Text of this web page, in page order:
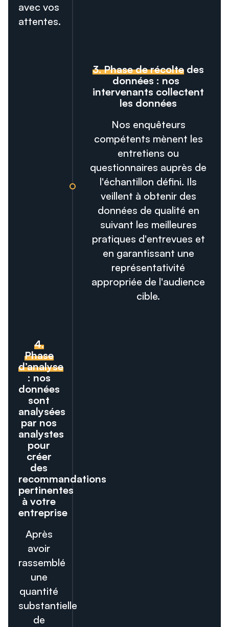
avec vos
attentes.
3. Phase de récolte des
données : nos
intervenants collectent
les données
Nos enquêteurs
compétents mènent les
entretiens ou
questionnaires auprès de
l'échantillon défini. Ils
veillent à obtenir des
données de qualité en
suivant les meilleures
pratiques d'entrevues et
en garantissant une
représentativité
appropriée de l'audience
cible.
4.
Phase
d’analyse
: nos
données
sont
analysées
par nos
analystes
pour
créer
des
recommandations
pertinentes
à votre
entreprise
Après
avoir
rassemblé
une
quantité
substantielle
de